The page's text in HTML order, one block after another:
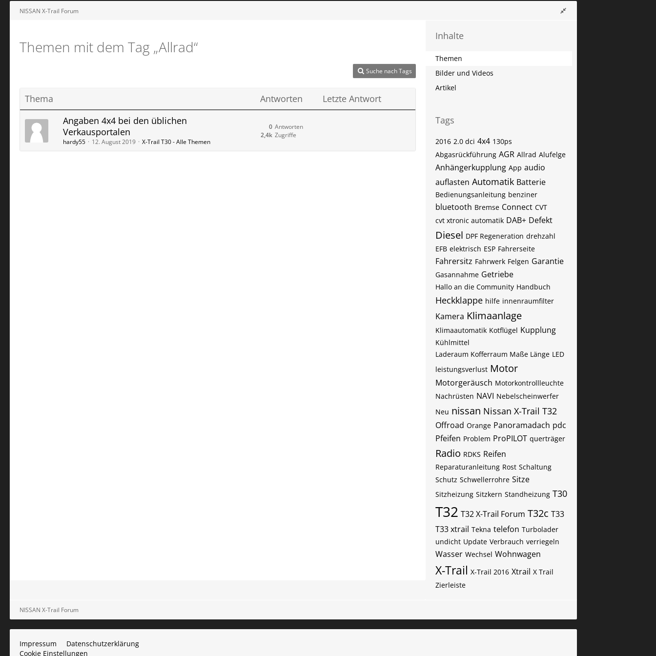
NISSAN X-Trail Forum
Themen mit dem Tag „Allrad“
Suche nach Tags
Thema Antworten
Letzte Antwort
Angaben 4x4 bei den üblichen
Verkausportalen
hardy55 12. August 2019 X-Trail T30 - Alle Themen
Antworten
0
Zugriffe
2,4k
Inhalte
Themen
Bilder und Videos
Artikel
Tags
2016 2.0 dci 4x4 130ps
Abgasrückführung AGR Allrad Alufelge
Anhängerkupplung App audio
auflasten Automatik Batterie
Bedienungsanleitung benziner
bluetooth Bremse Connect CVT
cvt xtronic automatik DAB+ Defekt
Diesel DPF Regeneration drehzahl
EFB elektrisch ESP Fahrerseite
Fahrersitz Fahrwerk Felgen Garantie
Gasannahme Getriebe
Hallo an die Community Handbuch
Heckklappe hilfe innenraumfilter
Kamera Klimaanlage
Klimaautomatik Kotflügel Kupplung
Kühlmittel
Laderaum Kofferraum Maße Länge LED
leistungsverlust Motor
Motorgeräusch Motorkontrollleuchte
Nachrüsten NAVI Nebelscheinwerfer
Neu nissan Nissan X-Trail T32
Offroad Orange Panoramadach pdc
Pfeifen Problem ProPILOT querträger
Radio RDKS Reifen
Reparaturanleitung Rost Schaltung
Schutz Schwellerrohre Sitze
Sitzheizung Sitzkern Standheizung T30
T32 T32 X-Trail Forum T32c T33
T33 xtrail Tekna telefon Turbolader
undicht Update Verbrauch verriegeln
Wasser Wechsel Wohnwagen
X-Trail X-Trail 2016 Xtrail X Trail
Zierleiste
NISSAN X-Trail Forum
Impressum
Datenschutzerklärung
Cookie Einstellungen